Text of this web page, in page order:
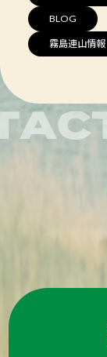
BLOG
霧島連山情報